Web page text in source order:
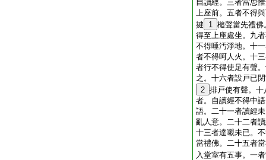
自讀經。三者當思
上座前。五者不得
揵
1 槌聲當先禮佛
得至上座處坐。九
不得唾汚淨地。十
者不得呵人火。十
者行不得使足有聲
之。十六者設戸已
2 排戸使有聲。
者。自讀經不得中
語。二十一者讀經
亂人意。二十二者
十三者達嚫未已。
當禮佛。二十五者
入堂室有五事。一